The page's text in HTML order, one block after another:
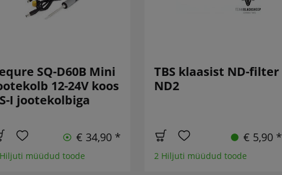
SQ-D60B Mini
12-24V koos
I jootekolbiga
€ 34,90 *
müüdud toode
TBS klaasist ND-filter
ND2
€ 5,90 *
2 Hiljuti müüdud toode